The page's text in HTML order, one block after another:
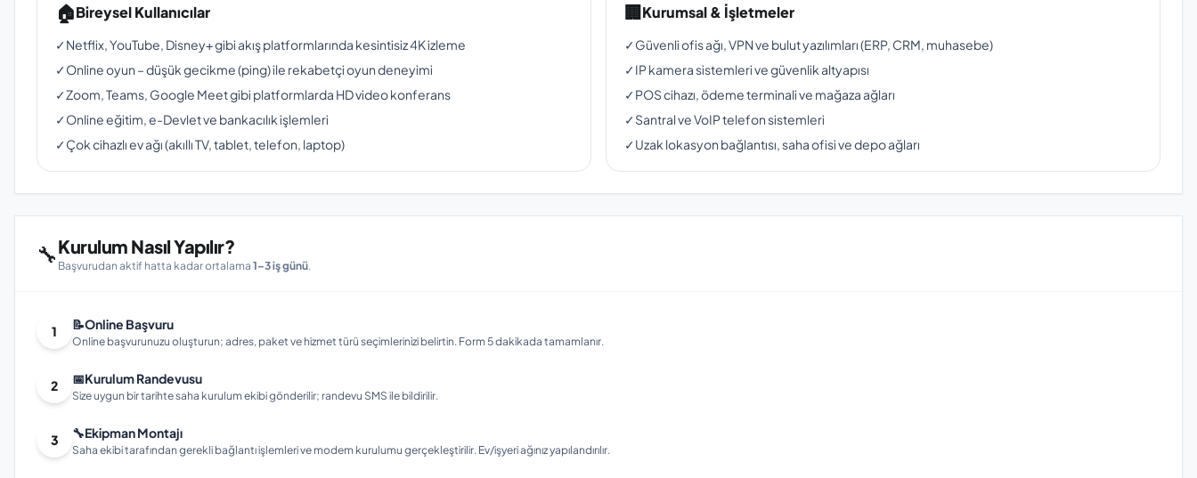
🏠Bireysel Kullanıcılar
✓Netflix, YouTube, Disney+ gibi akış platformlarında kesintisiz 4K izleme
✓Online oyun – düşük gecikme (ping) ile rekabetçi oyun deneyimi
✓Zoom, Teams, Google Meet gibi platformlarda HD video konferans
✓Online eğitim, e-Devlet ve bankacılık işlemleri
✓Çok cihazlı ev ağı (akıllı TV, tablet, telefon, laptop)
🏢Kurumsal & İşletmeler
✓Güvenli ofis ağı, VPN ve bulut yazılımları (ERP, CRM, muhasebe)
✓IP kamera sistemleri ve güvenlik altyapısı
✓POS cihazı, ödeme terminali ve mağaza ağları
✓Santral ve VoIP telefon sistemleri
✓Uzak lokasyon bağlantısı, saha ofisi ve depo ağları
🔧Kurulum Nasıl Yapılır?
Başvurudan aktif hatta kadar ortalama 1–3 iş günü.
1 📝Online Başvuru
Online başvurunuzu oluşturun; adres, paket ve hizmet türü seçimlerinizi belirtin. Form 5 dakikada tamamlanır.
2 📅Kurulum Randevusu
Size uygun bir tarihte saha kurulum ekibi gönderilir; randevu SMS ile bildirilir.
3 🔧Ekipman Montajı
Saha ekibi tarafından gerekli bağlantı işlemleri ve modem kurulumu gerçekleştirilir. Ev/işyeri ağınız yapılandırılır.